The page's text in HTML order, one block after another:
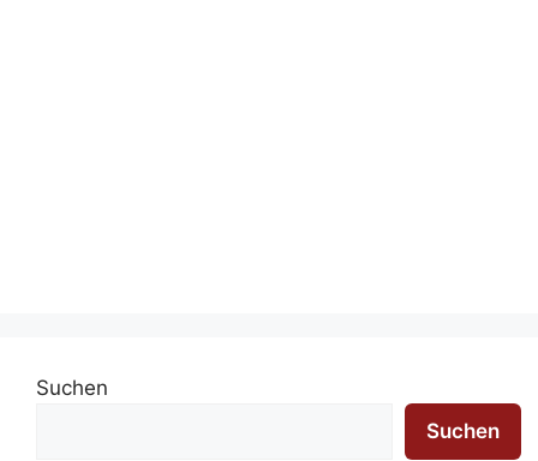
Suchen
Suchen